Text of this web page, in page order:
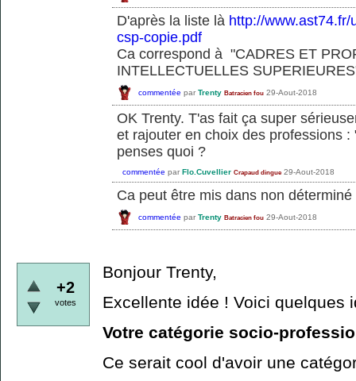
D'après la liste là http://
csp-copie.pdf
Ca correspond à "CADRES ET
INTELLECTUELLES
commentée par Trenty Batracien fou 29-Aout-2018
OK Trenty. T'as fait ça super
et rajouter en choix des professions
penses quoi ?
commentée par Flo.Cuvellier Crapaud dingue 29-Aout-2018
Ca peut être mis dans non déterminé
commentée par Trenty Batracien fou 29-Aout-2018
+2
votes
Bonjour Trenty,
Excellente idée ! Voici quelques
Votre catégorie socio-
Ce serait cool d'avoir une